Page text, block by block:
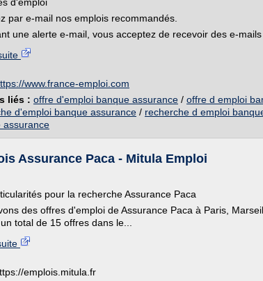
par e-mail nos emplois recommandés.
une alerte e-mail, vous acceptez de recevoir des e-mails
www.france-emploi.com
liés : offre d'emploi banque assurance / offre d emploi
d'emploi banque assurance / recherche d emploi
assurance
Assurance Paca - Mitula Emploi
pour la recherche Assurance Paca
des offres d'emploi de Assurance Paca à Paris,
total de 15 offres dans le...
emplois.mitula.fr